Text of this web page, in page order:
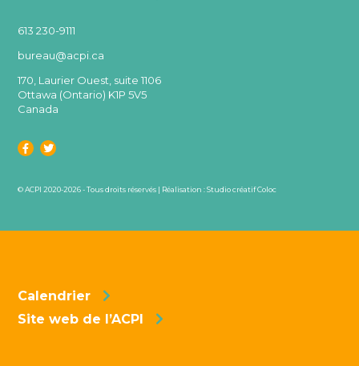
613 230-9111
bureau@acpi.ca
170, Laurier Ouest, suite 1106
Ottawa (Ontario) K1P 5V5
Canada
© ACPI 2020-2026 - Tous droits réservés | Réalisation :Studio créatif Coloc
Calendrier
Site web de l’ACPI